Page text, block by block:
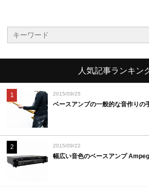
人気記事ランキン
1 2015/09/25
ベースアンプの一般的な音作りの
2 2015/09/22
幅広い音色のベースアンプ